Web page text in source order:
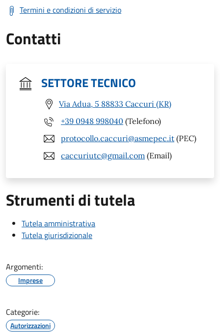
Termini e condizioni di servizio
Contatti
SETTORE TECNICO
Via Adua, 5 88833 Caccuri (KR)
+39 0948 998040 (Telefono)
protocollo.caccuri@asmepec.it (PEC)
caccuriutc@gmail.com (Email)
Strumenti di tutela
Tutela amministrativa
Tutela giurisdizionale
Argomenti:
Imprese
Categorie:
Autorizzazioni